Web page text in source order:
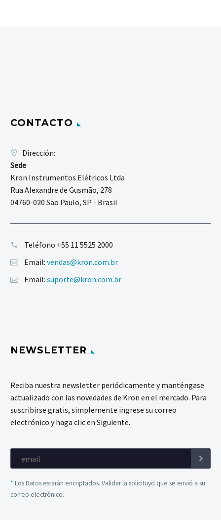
CONTACTO
Dirección:
Sede
Kron Instrumentos Elétricos Ltda
Rua Alexandre de Gusmão, 278
04760-020 São Paulo, SP - Brasil
Teléfono +55 11 5525 2000
Email: vendas@kron.com.br
Email: suporte@kron.com.br
NEWSLETTER
Reciba nuestra newsletter periódicamente y manténgase
actualizado con las novedades de Kron en el mercado. Para
suscribirse gratis, simplemente ingrese su correo
electrónico y haga clic en Siguiente.
* Los Datos estarán encriptados. Validar la solicituyd que se envió a su
correo electrónico.